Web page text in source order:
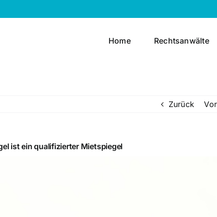
Home Rechtsanwälte
Zurück Vor
ist ein qualifizierter Mietspiegel